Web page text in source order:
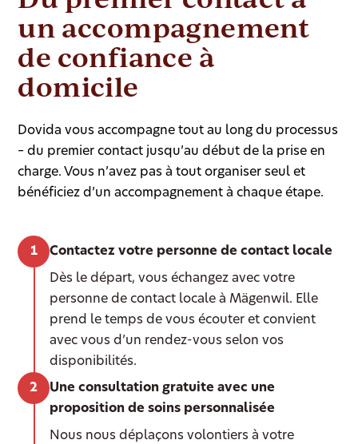
un accompagnement
de confiance à
domicile
Dovida vous accompagne tout au long du processus
– du premier contact jusqu’au début de la prise en
charge. Vous n’avez pas à tout organiser seul et
bénéficiez d’un accompagnement à chaque étape.
Contactez votre personne de contact locale
Dès le départ, vous échangez avec votre
personne de contact locale à Mägenwil. Elle
prend le temps de vous écouter et convient
avec vous d’un rendez-vous selon vos
disponibilités.
Une consultation gratuite avec une
proposition de soins personnalisée
Nous nous déplaçons volontiers à votre